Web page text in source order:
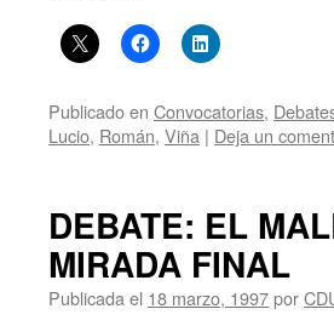
Publicado en Convocatorias,
Lucio, Román, Viña | Deja un
DEBATE: EL
MIRADA FINAL
Publicada el 18 marzo, 1997por